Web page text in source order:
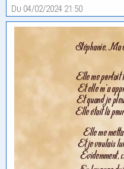
Du 04/02/2024 21:50